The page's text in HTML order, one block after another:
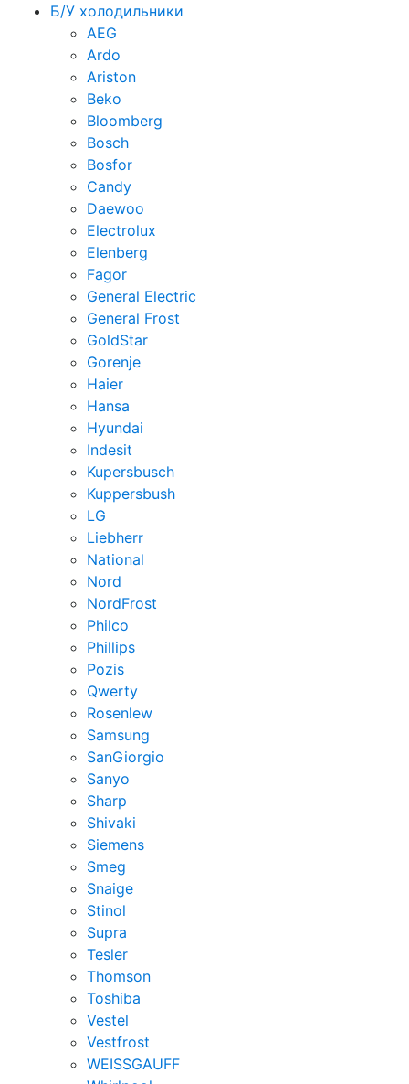
Б/У холодильники
AEG
Ardo
Ariston
Beko
Bloomberg
Bosch
Bosfor
Candy
Daewoo
Electrolux
Elenberg
Fagor
General Electric
General Frost
GoldStar
Gorenje
Haier
Hansa
Hyundai
Indesit
Kupersbusch
Kuppersbush
LG
Liebherr
National
Nord
NordFrost
Philco
Phillips
Pozis
Qwerty
Rosenlew
Samsung
SanGiorgio
Sanyo
Sharp
Shivaki
Siemens
Smeg
Snaige
Stinol
Supra
Tesler
Thomson
Toshiba
Vestel
Vestfrost
WEISSGAUFF